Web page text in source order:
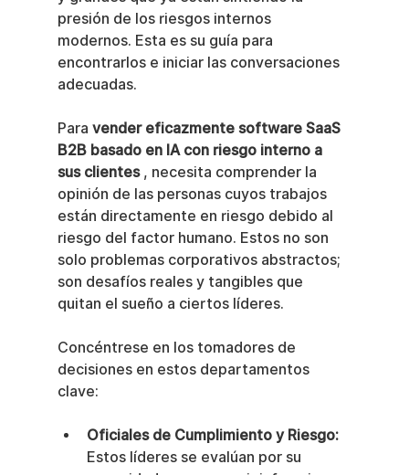
presión de los riesgos internos
modernos. Esta es su guía para
encontrarlos e iniciar las conversaciones
adecuadas.
Para vender eficazmente software SaaS
B2B basado en IA con riesgo interno a
sus clientes , necesita comprender la
opinión de las personas cuyos trabajos
están directamente en riesgo debido al
riesgo del factor humano. Estos no son
solo problemas corporativos abstractos;
son desafíos reales y tangibles que
quitan el sueño a ciertos líderes.
Concéntrese en los tomadores de
decisiones en estos departamentos
clave:
Oficiales de Cumplimiento y Riesgo:
Estos líderes se evalúan por su